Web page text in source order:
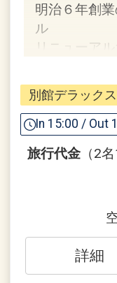
31日
インターネッ
明治６年創
ル
リニューア
受け継がれた
なひと時をお
す
２泊目より
※割引適用
ーからお進
別館デラックス
In 15:00 / Out
旅行代金 （2
詳細